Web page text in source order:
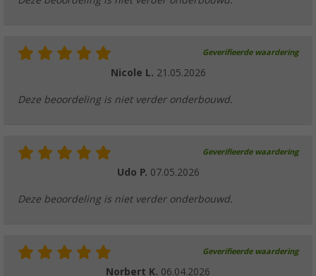
Geverifieerde waardering
Nicole L. 21.05.2026
Deze beoordeling is niet verder onderbouwd.
Geverifieerde waardering
Udo P. 07.05.2026
Deze beoordeling is niet verder onderbouwd.
Geverifieerde waardering
Norbert K. 06.04.2026